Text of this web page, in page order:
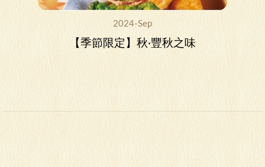
2024-Sep
【季節限定】秋‧豐秋之味